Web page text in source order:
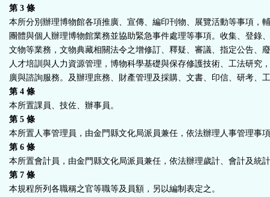
第 3 條
本所分別辦理博物館各項推廣、宣傳、編印刊物、展覽活動等事項，
團體與個人辦理博物館業務並協助緊急事件處理等事項。收集、登錄
文物等業務，文物典藏相關法令之增修訂、釋疑、審議、指定公告、
人才培訓與人力資源管理，博物科學基礎與保存修護技術、工法研究
廣與諮詢服務。及辦理庶務、財產管理及採購、文書、印信、研考、
第 4 條
本所置課員、技佐、辦事員。
第 5 條
本所置人事管理員，由金門縣文化局派員兼任，依法辦理人事管理事
第 6 條
本所置會計員，由金門縣文化局派員兼任，依法辦理歲計、會計及統
第 7 條
本規程所列各職稱之官等職等及員額，另以編制表定之。